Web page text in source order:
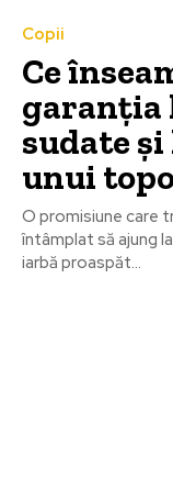
Copii
Ce
garanția
sudate
unui
O promisiune care
întâmplat să ajung
iarbă proaspăt...